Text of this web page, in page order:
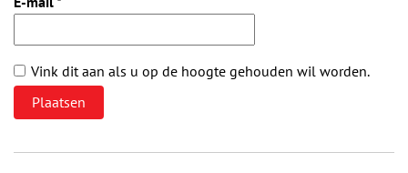
Vink dit aan als u op de hoogte gehouden wil worden.